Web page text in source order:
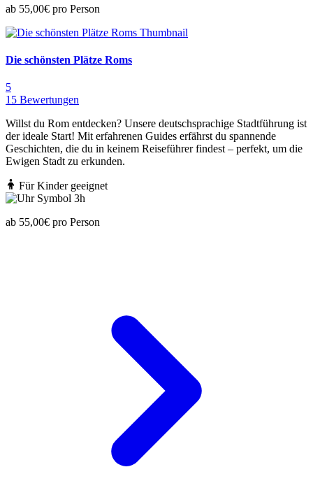
ab 55,00€ pro Person
Die schönsten Plätze Roms
5
15 Bewertungen
Willst du Rom entdecken? Unsere deutschsprachige Stadtführung ist
der ideale Start! Mit erfahrenen Guides erfährst du spannende
Geschichten, die du in keinem Reiseführer findest – perfekt, um die
Ewigen Stadt zu erkunden.
Für Kinder geeignet
3h
ab 55,00€ pro Person